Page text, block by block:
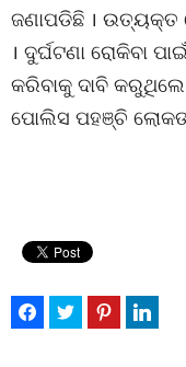
ଜଣାପଡିଛି ।
। ଦୁର୍ଘଟଣା ରୋକିବା
କରିବାକୁ ଦାବି
ପୋଲିସ ପହଞ୍ଚି